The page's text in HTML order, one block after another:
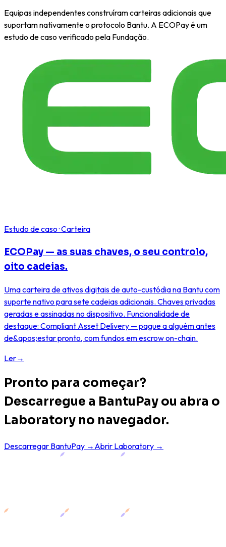
Equipas independentes construíram carteiras adicionais que
suportam nativamente o protocolo Bantu. A ECOPay é um
estudo de caso verificado pela Fundação.
Estudo de caso · Carteira
ECOPay — as suas chaves, o seu controlo,
oito cadeias.
Uma carteira de ativos digitais de auto-custódia na Bantu com
suporte nativo para sete cadeias adicionais. Chaves privadas
geradas e assinadas no dispositivo. Funcionalidade de
destaque: Compliant Asset Delivery — pague a alguém antes
de&apos;estar pronto, com fundos em escrow on-chain.
Ler→
Pronto para começar?
Descarregue a BantuPay ou abra o
Laboratory no navegador.
Descarregar BantuPay → Abrir Laboratory →